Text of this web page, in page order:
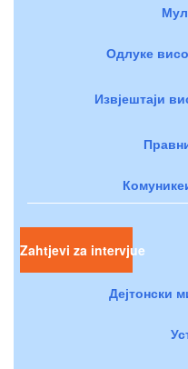
Одлуке
Извјештаји
Zahtjevi za intervjue
Дејтонски